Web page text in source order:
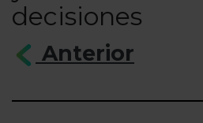
decisiones
Anterior